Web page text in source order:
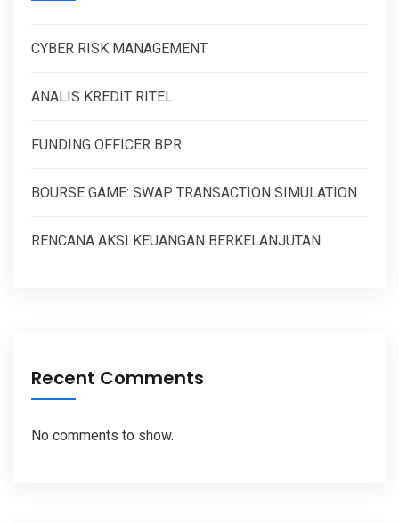
CYBER RISK MANAGEMENT
ANALIS KREDIT RITEL
FUNDING OFFICER BPR
BOURSE GAME: SWAP TRANSACTION SIMULATION
RENCANA AKSI KEUANGAN BERKELANJUTAN
Recent Comments
No comments to show.